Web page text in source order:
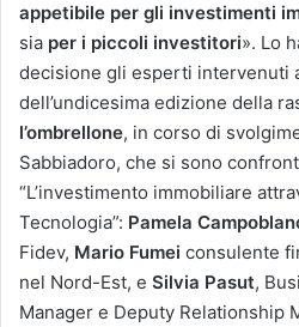
appetibile per gli investimenti
sia per i piccoli investitori». Lo
decisione gli esperti intervenuti
dell’undicesima edizione della
l’ombrellone, in corso di
Sabbiadoro, che si sono
“L’investimento immobiliare
Tecnologia”: Pamela
Fidev, Mario Fumei consulente
nel Nord-Est, e Silvia Pasut,
Manager e Deputy Relationship